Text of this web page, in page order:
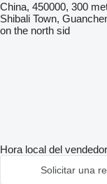
China, 450000, 300
Shibali Town,
on the north sid
Hora local del
Solicitar una